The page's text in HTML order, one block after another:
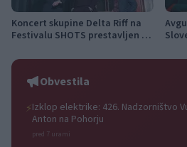
Koncert skupine Delta Riff na
Festivalu SHOTS prestavljen na
Obvestila
⚡Izklop elektrike: 426. Nadzorništvo
Anton na Pohorju
pred 7 urami